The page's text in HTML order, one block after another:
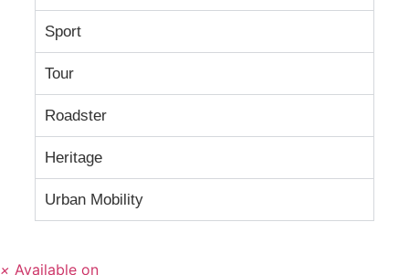
Sport
Tour
Roadster
Heritage
Urban Mobility
× Available on